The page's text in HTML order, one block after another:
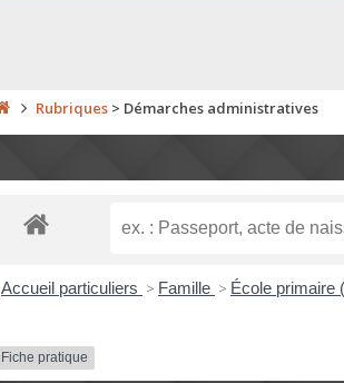
Rubriques> Démarches administratives
Accueil particuliers > Famille > École primaire
Fiche pratique